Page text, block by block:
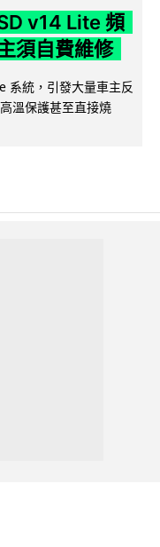
v14 Lite 頻
須自費維修
系統，引發大量車主反
溫保護甚至直接燒